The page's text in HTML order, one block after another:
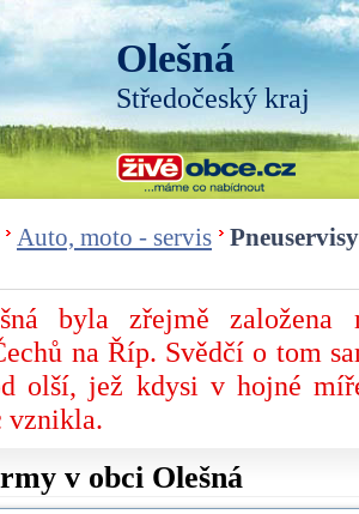
Olešná
Středočeský kraj
Auto, moto - servis
Pneuservisy
byla zřejmě
na Říp. Svědčí o tom
olší, jež kdysi v hojné
vznikla.
v obci Olešná